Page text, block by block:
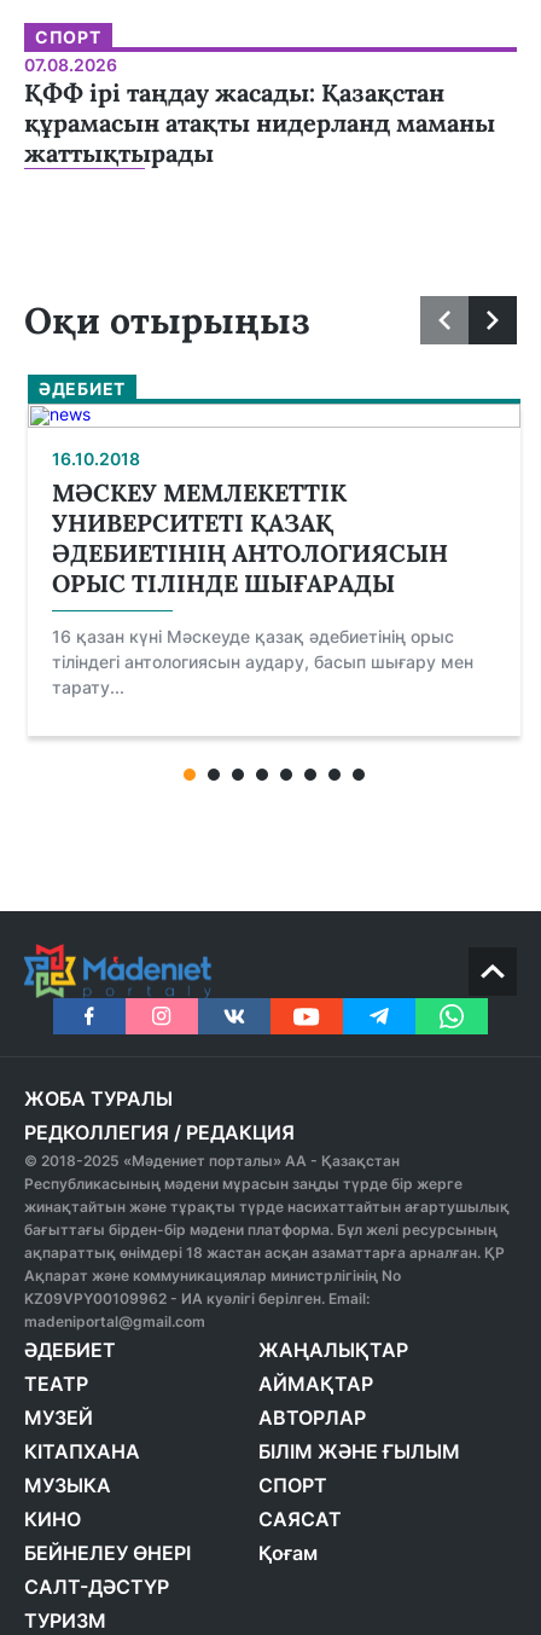
СПОРТ
07.08.2026
ҚФФ ірі таңдау жасады: Қазақстан
құрамасын атақты нидерланд маманы
жаттықтырады
Оқи отырыңыз
ӘДЕБИЕТ
16.10.2018
МӘСКЕУ МЕМЛЕКЕТТІК
УНИВЕРСИТЕТІ ҚАЗАҚ
ӘДЕБИЕТІНІҢ АНТОЛОГИЯСЫН
ОРЫС ТІЛІНДЕ ШЫҒАРАДЫ
16 қазан күні Мәскеуде қазақ әдебиетінің орыс
тіліндегі антологиясын аудару, басып шығару мен
тарату...
ЖОБА ТУРАЛЫ
РЕДКОЛЛЕГИЯ / РЕДАКЦИЯ
© 2018-2025 «Мәдениет порталы» АА - Қазақстан
Республикасының мәдени мұрасын заңды түрде бір жерге
жинақтайтын және тұрақты түрде насихаттайтын ағартушылық
бағыттағы бірден-бір мәдени платформа. Бұл желі ресурсының
ақпараттық өнімдері 18 жастан асқан азаматтарға арналған. ҚР
Ақпарат және коммуникациялар министрлігінің No
KZ09VPY00109962 - ИА куәлігі берілген. Email:
madeniportal@gmail.com
ӘДЕБИЕТ
ТЕАТР
МУЗЕЙ
КІТАПХАНА
МУЗЫКА
КИНО
БЕЙНЕЛЕУ ӨНЕРІ
САЛТ-ДӘСТҮР
ТУРИЗМ
ЖАҢАЛЫҚТАР
АЙМАҚТАР
АВТОРЛАР
БІЛІМ ЖӘНЕ ҒЫЛЫМ
СПОРТ
САЯСАТ
Қоғам